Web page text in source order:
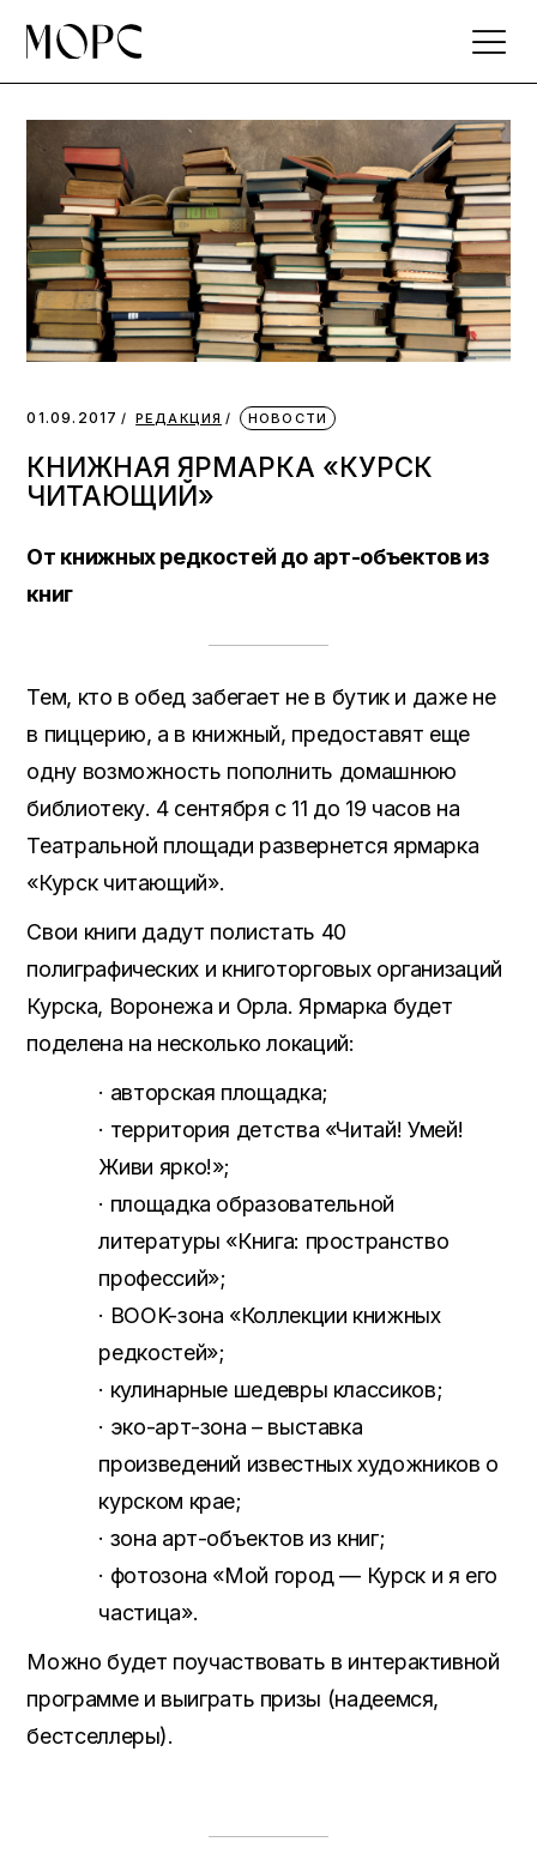
the
01.09.2017 РЕДАКЦИЯ НОВОСТИ
КНИЖНАЯ ЯРМАРКА «КУРСК
ЧИТАЮЩИЙ»
От книжных редкостей до арт-объектов из
книг
Тем, кто в обед забегает не в бутик и даже не
в пиццерию, а в книжный, предоставят еще
одну возможность пополнить домашнюю
библиотеку. 4 сентября с 11 до 19 часов на
Театральной площади развернется ярмарка
«Курск читающий».
Свои книги дадут полистать 40
полиграфических и книготорговых организаций
Курска, Воронежа и Орла. Ярмарка будет
поделена на несколько локаций:
· авторская площадка;
· территория детства «Читай! Умей!
Живи ярко!»;
· площадка образовательной
литературы «Книга: пространство
профессий»;
· BOOK-зона «Коллекции книжных
редкостей»;
· кулинарные шедевры классиков;
· эко-арт-зона – выставка
произведений известных художников о
курском крае;
· зона арт-объектов из книг;
· фотозона «Мой город — Курск и я его
частица».
Можно будет поучаствовать в интерактивной
программе и выиграть призы (надеемся,
бестселлеры).